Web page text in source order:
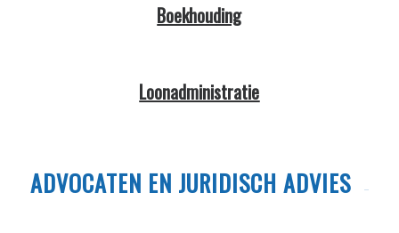
Boekhouding
Loonadministratie
ADVOCATEN EN JURIDISCH ADVIES